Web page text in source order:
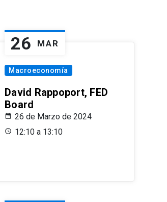
26 MAR
Macroeconomía
David Rappoport, FED
Board
26 de Marzo de 2024
12:10 a 13:10